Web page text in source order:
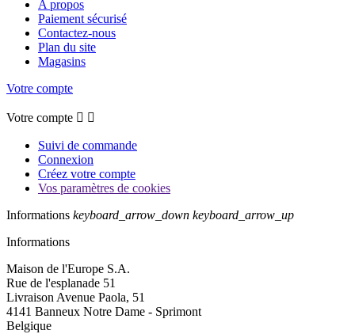
A propos
Paiement sécurisé
Contactez-nous
Plan du site
Magasins
Votre compte
Votre compte  
Suivi de commande
Connexion
Créez votre compte
Vos paramètres de cookies
Informations keyboard_arrow_down keyboard_arrow_up
Informations
Maison de l'Europe S.A.
Rue de l'esplanade 51
Livraison Avenue Paola, 51
4141 Banneux Notre Dame - Sprimont
Belgique